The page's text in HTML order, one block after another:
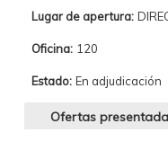
Lugar de apertura:
Oficina: 120
Estado: En adjudicación
Ofertas